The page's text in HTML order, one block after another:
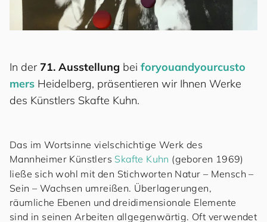
In der 71. Ausstellung bei foryouandyourcusto
mers Heidelberg, präsentieren wir Ihnen Werke
des Künstlers Skafte Kuhn.
Das im Wortsinne vielschichtige Werk des
Mannheimer Künstlers Skafte Kuhn (geboren 1969)
ließe sich wohl mit den Stichworten Natur – Mensch –
Sein – Wachsen umreißen. Überlagerungen,
räumliche Ebenen und dreidimensionale Elemente
sind in seinen Arbeiten allgegenwärtig. Oft verwendet